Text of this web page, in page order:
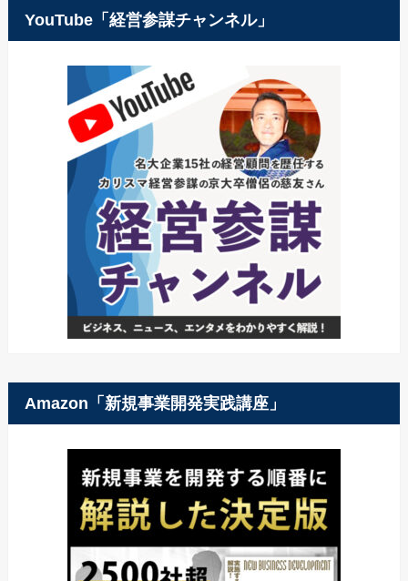
YouTube「経営参謀チャンネル」
Amazon「新規事業開発実践講座」